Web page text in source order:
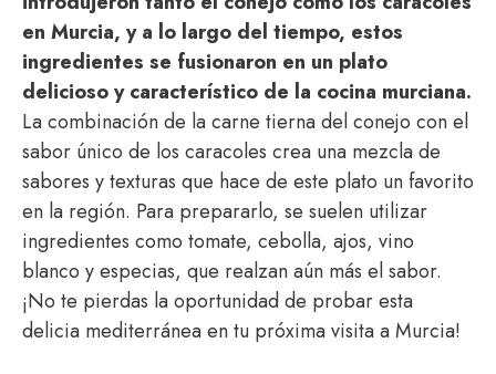
en Murcia, y a lo largo del tiempo, estos
ingredientes se fusionaron en un plato
delicioso y característico de la cocina murciana.
La combinación de la carne tierna del conejo con el
sabor único de los caracoles crea una mezcla de
sabores y texturas que hace de este plato un favorito
en la región. Para prepararlo, se suelen utilizar
ingredientes como tomate, cebolla, ajos, vino
blanco y especias, que realzan aún más el sabor.
¡No te pierdas la oportunidad de probar esta
delicia mediterránea en tu próxima visita a Murcia!